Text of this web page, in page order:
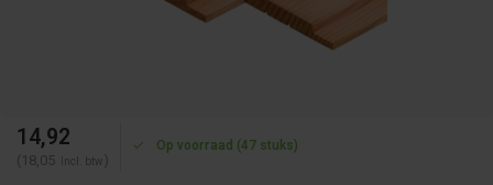
14,92
(18,05 Incl. btw )
Op voorraad (47 stuks)